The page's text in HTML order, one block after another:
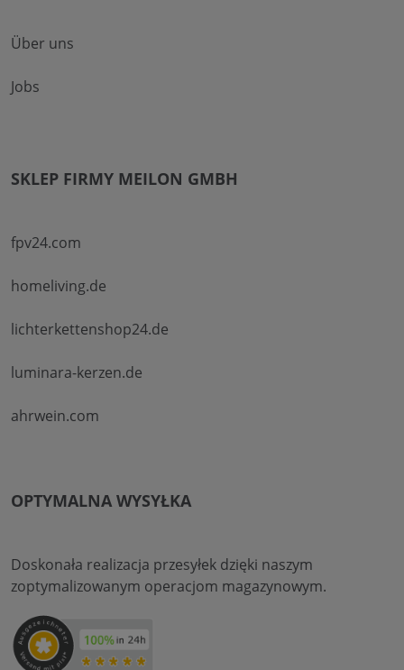
Über uns
Jobs
SKLEP FIRMY MEILON GMBH
fpv24.com
homeliving.de
lichterkettenshop24.de
luminara-kerzen.de
ahrwein.com
OPTYMALNA WYSYŁKA
Doskonała realizacja przesyłek dzięki naszym
zoptymalizowanym operacjom magazynowym.